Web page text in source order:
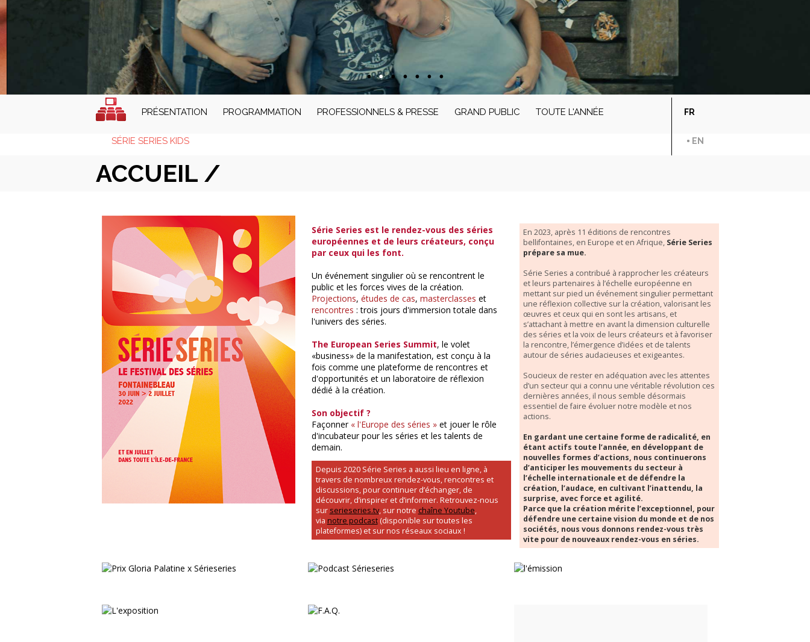
PRÉSENTATION PROGRAMMATION PROFESSIONNELS & PRESSE GRAND PUBLIC TOUTE L'ANNÉE
SÉRIE SERIES KIDS
FR
EN
ACCUEIL /
Série Series est le rendez-vous des séries
européennes et de leurs créateurs, conçu
par ceux qui les font.
Un événement singulier où se rencontrent le
public et les forces vives de la création.
Projections,études de cas,masterclasses et
rencontres : trois jours d'immersion totale dans
l'univers des séries.
The European Series Summit, le volet
«business» de la manifestation, est conçu à la
fois comme une plateforme de rencontres et
d'opportunités et un laboratoire de réflexion
dédié à la création.
Son objectif ?
Façonner « l'Europe des séries » et jouer le rôle
d'incubateur pour les séries et les talents de
demain.
Depuis 2020 Série Series a aussi lieu en ligne, à
travers de nombreux rendez-vous, rencontres et
discussions, pour continuer d’échanger, de
découvrir, d’inspirer et d’informer. Retrouvez-nous
sur serieseries.tv, sur notre chaîne Youtube,
via notre podcast(disponible sur toutes les
plateformes) et sur nos réseaux sociaux !
En 2023, après 11 éditions de rencontres
bellifontaines, en Europe et en Afrique, Série Series
prépare sa mue.
Série Series a contribué à rapprocher les créateurs
et leurs partenaires à l’échelle européenne en
mettant sur pied un événement singulier permettant
une réflexion collective sur la création, valorisant les
œuvres et ceux qui en sont les artisans, et
s’attachant à mettre en avant la dimension culturelle
des séries et la voix de leurs créateurs et à favoriser
la rencontre, l’émergence d’idées et de talents
autour de séries audacieuses et exigeantes.
Soucieux de rester en adéquation avec les attentes
d’un secteur qui a connu une véritable révolution ces
dernières années, il nous semble désormais
essentiel de faire évoluer notre modèle et nos
actions.
En gardant une certaine forme de radicalité, en
étant actifs toute l’année, en développant de
nouvelles formes d’actions, nous continuerons
d’anticiper les mouvements du secteur à
l’échelle internationale et de défendre la
création, l’audace, en cultivant l’inattendu, la
surprise, avec force et agilité.
Parce que la création mérite l’exceptionnel, pour
défendre une certaine vision du monde et de nos
sociétés, nous vous donnons rendez-vous très
vite pour de nouveaux rendez-vous en séries.